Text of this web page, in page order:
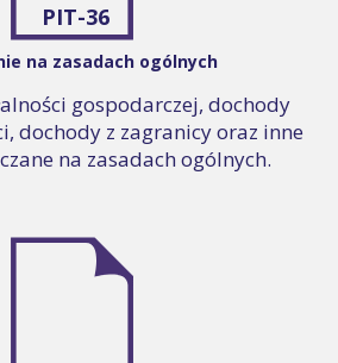
PIT-36
na zasadach ogólnych
gospodarczej, dochody
dochody z zagranicy oraz inne
na zasadach ogólnych.